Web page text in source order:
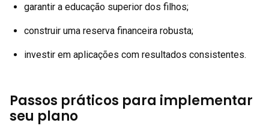
garantir a educação superior dos filhos;
construir uma reserva financeira robusta;
investir em aplicações com resultados consistentes.
Passos práticos para implementar
seu plano